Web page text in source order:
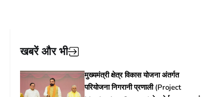
खबरें और भी
मुख्यमंत्री क्षेत्र विकास योजना अंतर्गत
परियोजना निगरानी प्रणाली (Project